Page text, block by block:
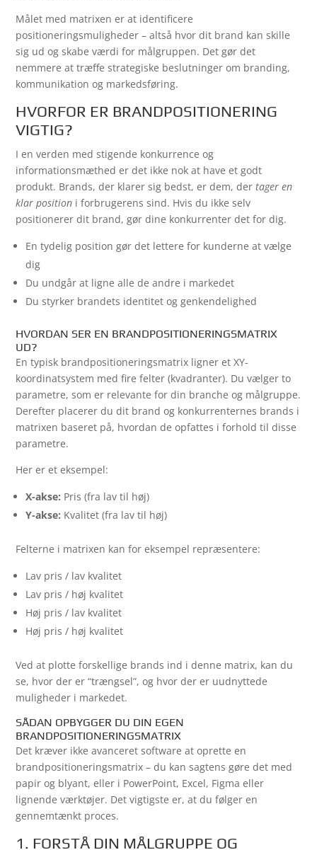
Målet med matrixen er at identificere
positioneringsmuligheder – altså hvor dit brand kan skille
sig ud og skabe værdi for målgruppen. Det gør det
nemmere at træffe strategiske beslutninger om branding,
kommunikation og markedsføring.
HVORFOR ER BRANDPOSITIONERING
VIGTIG?
I en verden med stigende konkurrence og
informationsmæthed er det ikke nok at have et godt
produkt. Brands, der klarer sig bedst, er dem, dertager en
klar position i forbrugerens sind. Hvis du ikke selv
positionerer dit brand, gør dine konkurrenter det for dig.
En tydelig position gør det lettere for kunderne at vælge
dig
Du undgår at ligne alle de andre i markedet
Du styrker brandets identitet og genkendelighed
HVORDAN SER EN BRANDPOSITIONERINGSMATRIX
UD?
En typisk brandpositioneringsmatrix ligner et XY-
koordinatsystem med fire felter (kvadranter). Du vælger to
parametre, som er relevante for din branche og målgruppe.
Derefter placerer du dit brand og konkurrenternes brands i
matrixen baseret på, hvordan de opfattes i forhold til disse
parametre.
Her er et eksempel:
X-akse: Pris (fra lav til høj)
Y-akse: Kvalitet (fra lav til høj)
Felterne i matrixen kan for eksempel repræsentere:
Lav pris / lav kvalitet
Lav pris / høj kvalitet
Høj pris / lav kvalitet
Høj pris / høj kvalitet
Ved at plotte forskellige brands ind i denne matrix, kan du
se, hvor der er “trængsel”, og hvor der er uudnyttede
muligheder i markedet.
SÅDAN OPBYGGER DU DIN EGEN
BRANDPOSITIONERINGSMATRIX
Det kræver ikke avanceret software at oprette en
brandpositioneringsmatrix – du kan sagtens gøre det med
papir og blyant, eller i PowerPoint, Excel, Figma eller
lignende værktøjer. Det vigtigste er, at du følger en
gennemtænkt proces.
1. FORSTÅ DIN MÅLGRUPPE OG